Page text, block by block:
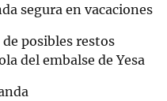
segura en vacaciones
posibles restos
del embalse de Yesa